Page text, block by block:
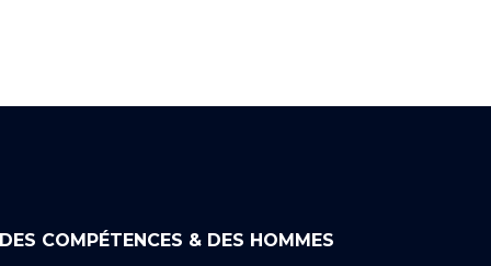
DES COMPÉTENCES & DES HOMMES